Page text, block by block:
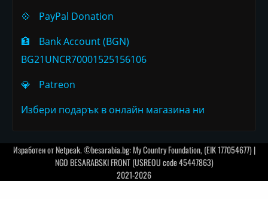
💠
PayPal Donation
🏦
Bank Account (BGN)
BG21UNCR70001525156106
💎
Patreon
Избери подарък в онлайн магазина ни
Изработен отNetpeak. ©besarabia.bg: My Country Foundation, (EIK 177054677) |
NGO BESARABSKI FRONT (USREOU code 45447863)
2021-2026